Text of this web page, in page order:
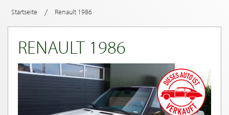
Startseite / Renault 1986
RENAULT 1986